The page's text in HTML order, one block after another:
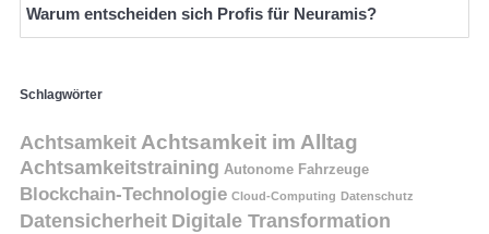
Warum entscheiden sich Profis für Neuramis?
Schlagwörter
AchtsamkeitAchtsamkeit im Alltag
Achtsamkeitstraining Autonome Fahrzeuge
Blockchain-Technologie Cloud-Computing Datenschutz
Datensicherheit Digitale Transformation